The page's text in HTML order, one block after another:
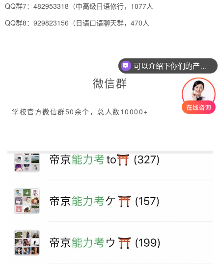
QQ群7：482953318（中高级日语修行，1077人
QQ群8：929823156（日语口语聊天群，470人
微信群
学校官方微信群50余个，总人数10000+